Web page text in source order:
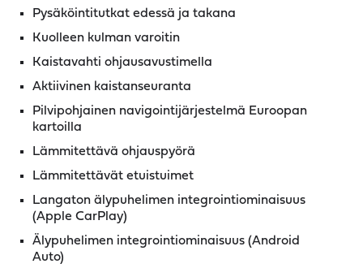
Pysäköintitutkat edessä ja takana
Kuolleen kulman varoitin
Kaistavahti ohjausavustimella
Aktiivinen kaistanseuranta
Pilvipohjainen navigointijärjestelmä Euroopan
kartoilla
Lämmitettävä ohjauspyörä
Lämmitettävät etuistuimet
Langaton älypuhelimen integrointiominaisuus
(Apple CarPlay)
Älypuhelimen integrointiominaisuus (Android
Auto)